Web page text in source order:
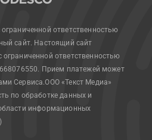
ответственностью
сайт. Настоящий сайт
ответственностью
Прием платежей может
Сервиса.ООО «Текст Медиа»
по обработке данных и
информационных